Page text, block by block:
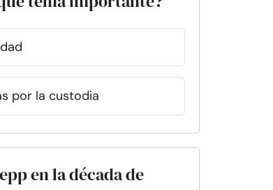
por la custodia
en la década de